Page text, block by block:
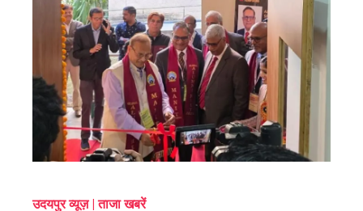
उदयपुर व्यूज़ | ताजा खबरें